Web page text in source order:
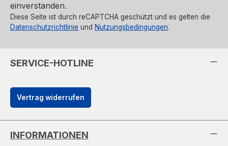
einverstanden.
Diese Seite ist durch reCAPTCHA geschützt und es gelten die
Datenschutzrichtlinie und Nutzungsbedingungen.
SERVICE-HOTLINE
Vertrag widerrufen
INFORMATIONEN